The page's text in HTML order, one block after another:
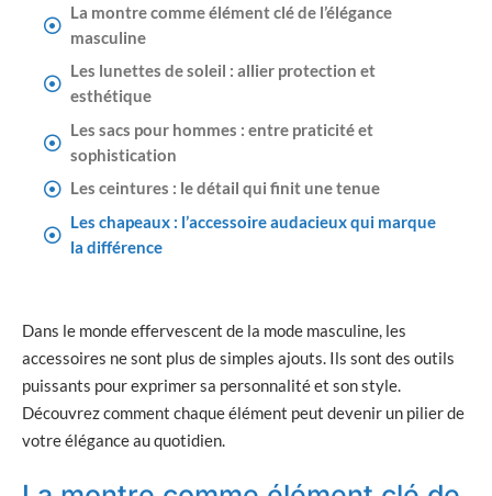
La montre comme élément clé de l’élégance
masculine
Les lunettes de soleil : allier protection et
esthétique
Les sacs pour hommes : entre praticité et
sophistication
Les ceintures : le détail qui finit une tenue
Les chapeaux : l’accessoire audacieux qui marque
la différence
Dans le monde effervescent de la mode masculine, les
accessoires ne sont plus de simples ajouts. Ils sont des outils
puissants pour exprimer sa personnalité et son style.
Découvrez comment chaque élément peut devenir un pilier de
votre élégance au quotidien.